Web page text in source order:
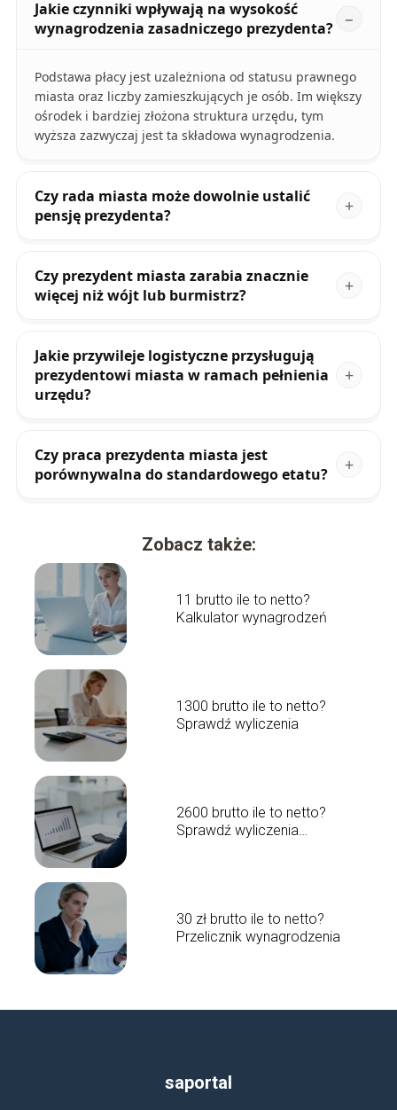
Jakie czynniki wpływają na wysokość
wynagrodzenia zasadniczego prezydenta?
Podstawa płacy jest uzależniona od statusu prawnego
miasta oraz liczby zamieszkujących je osób. Im większy
ośrodek i bardziej złożona struktura urzędu, tym
wyższa zazwyczaj jest ta składowa wynagrodzenia.
Czy rada miasta może dowolnie ustalić
pensję prezydenta?
Czy prezydent miasta zarabia znacznie
więcej niż wójt lub burmistrz?
Jakie przywileje logistyczne przysługują
prezydentowi miasta w ramach pełnienia
urzędu?
Czy praca prezydenta miasta jest
porównywalna do standardowego etatu?
Zobacz także:
11 brutto ile to netto?
Kalkulator wynagrodzeń
1300 brutto ile to netto?
Sprawdź wyliczenia
2600 brutto ile to netto?
Sprawdź wyliczenia
30 zł brutto ile to netto?
Przelicznik wynagrodzenia
saportal